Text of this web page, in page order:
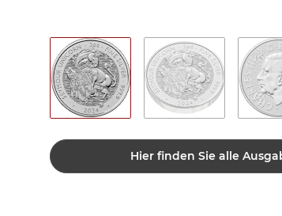
Hier finden Sie alle